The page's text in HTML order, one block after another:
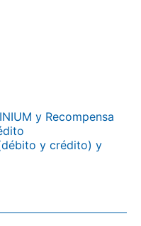
y Recompensa
y crédito) y